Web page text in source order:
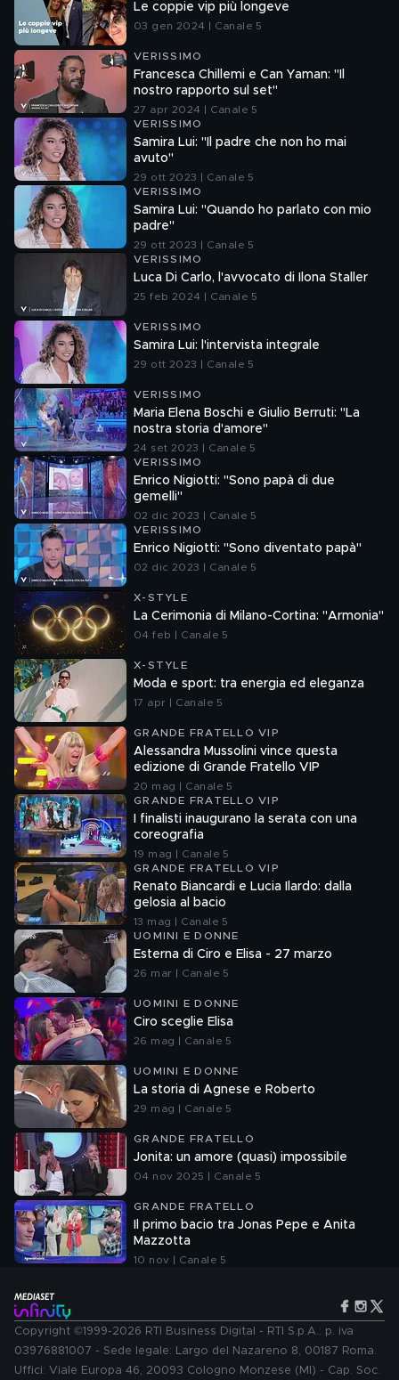
Le coppie vip più longeve
03 gen 2024 | Canale 5
VERISSIMO
Francesca Chillemi e Can Yaman: "Il
nostro rapporto sul set"
27 apr 2024 | Canale 5
VERISSIMO
Samira Lui: "Il padre che non ho mai
avuto"
29 ott 2023 | Canale 5
VERISSIMO
Samira Lui: "Quando ho parlato con mio
padre"
29 ott 2023 | Canale 5
VERISSIMO
Luca Di Carlo, l'avvocato di Ilona Staller
25 feb 2024 | Canale 5
VERISSIMO
Samira Lui: l'intervista integrale
29 ott 2023 | Canale 5
VERISSIMO
Maria Elena Boschi e Giulio Berruti: "La
nostra storia d'amore"
24 set 2023 | Canale 5
VERISSIMO
Enrico Nigiotti: "Sono papà di due
gemelli"
02 dic 2023 | Canale 5
VERISSIMO
Enrico Nigiotti: "Sono diventato papà"
02 dic 2023 | Canale 5
X-STYLE
La Cerimonia di Milano-Cortina: "Armonia"
04 feb | Canale 5
X-STYLE
Moda e sport: tra energia ed eleganza
17 apr | Canale 5
GRANDE FRATELLO VIP
Alessandra Mussolini vince questa
edizione di Grande Fratello VIP
20 mag | Canale 5
GRANDE FRATELLO VIP
I finalisti inaugurano la serata con una
coreografia
19 mag | Canale 5
GRANDE FRATELLO VIP
Renato Biancardi e Lucia Ilardo: dalla
gelosia al bacio
13 mag | Canale 5
UOMINI E DONNE
Esterna di Ciro e Elisa - 27 marzo
26 mar | Canale 5
UOMINI E DONNE
Ciro sceglie Elisa
26 mag | Canale 5
UOMINI E DONNE
La storia di Agnese e Roberto
29 mag | Canale 5
GRANDE FRATELLO
Jonita: un amore (quasi) impossibile
04 nov 2025 | Canale 5
GRANDE FRATELLO
Il primo bacio tra Jonas Pepe e Anita
Mazzotta
10 nov | Canale 5
Copyright ©1999-2026 RTI Business Digital - RTI S.p.A.: p. iva
03976881007 - Sede legale: Largo del Nazareno 8, 00187 Roma.
Uffici: Viale Europa 46, 20093 Cologno Monzese (MI) - Cap. Soc.